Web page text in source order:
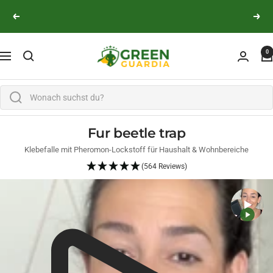
Previous
Next
Navigation
Green Guardia - Ihr Experte für Schädlinge und 0
Fur beetle trap
Klebefalle mit Pheromon-Lockstoff für Haushalt & Wohnbereiche
(564 Reviews)